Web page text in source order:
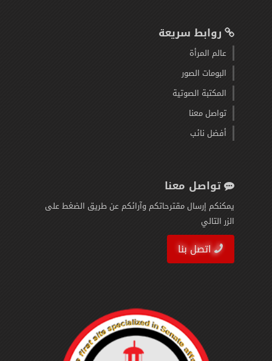
روابط سريعة
عالم المرأة
البومات الصور
المكتبة الصوتية
تواصل معنا
أفضل نائب
تواصل معنا
يمكنكم إرسال مقترحاتكم وآرائكم عن طريق الضغط على
الزر التالي
اتصل بنا